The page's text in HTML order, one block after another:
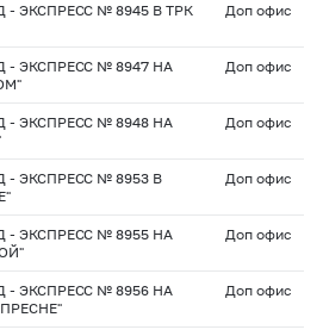
- ЭКСПРЕСС № 8945 В ТРК
Доп офис
- ЭКСПРЕСС № 8947 НА
Доп офис
- ЭКСПРЕСС № 8948 НА
Доп офис
- ЭКСПРЕСС № 8953 В
Доп офис
- ЭКСПРЕСС № 8955 НА
Доп офис
- ЭКСПРЕСС № 8956 НА
Доп офис